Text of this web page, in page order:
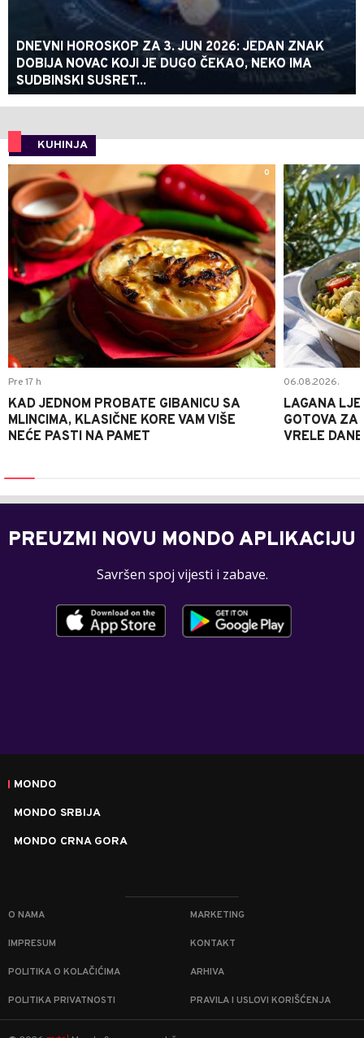
DNEVNI HOROSKOP ZA 3. JUN 2026: JEDAN ZNAK
DOBIJA NOVAC KOJI JE DUGO ČEKAO, NEKO IMA
SUDBINSKI SUSRET...
KUHINJA
0
Pre 17 h
KAD JEDNOM PROBATE GIBANICU SA
MLINCIMA, KLASIČNE KORE VAM VIŠE
NEĆE PASTI NA PAMET
06.08.2026.
LAGANA
GOTOVA ZA
VRELE DANE
PREUZMI NOVU MONDO APLIKACIJU
Savršen spoj vijesti i zabave.
MONDO
MONDO SRBIJA
MONDO CRNA GORA
O NAMA MARKETING
IMPRESUM KONTAKT
POLITIKA O KOLAČIĆIMA ARHIVA
POLITIKA PRIVATNOSTI PRAVILA I USLOVI KORIŠĆENJA